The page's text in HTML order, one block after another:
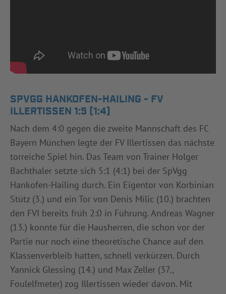
SPVGG HANKOFEN-HAILING - FV
ILLERTISSEN 1:5 (1:4)
Nach dem 4:0 gegen die zweite Mannschaft des FC
Bayern München legte der FV Illertissen das nächste
torreiche Spiel hin. Das Team von Trainer Holger
Bachthaler setzte sich 5:1 (4:1) bei der SpVgg
Hankofen-Hailing durch. Ein Eigentor von Korbinian
Stütz (3.) und ein Tor von Denis Milic (10.) brachten
den FVI bereits früh 2:0 in Führung. Andreas Wagner
(13.) konnte für die Hausherren, die schon vor der
Partie nur noch eine theoretische Chance auf den
Klassenverbleib hatten, schnell verkürzen. Durch
Yannick Glessing (14.) und Max Zeller (37.,
Foulelfmeter) zog Illertissen wieder davon. Mit